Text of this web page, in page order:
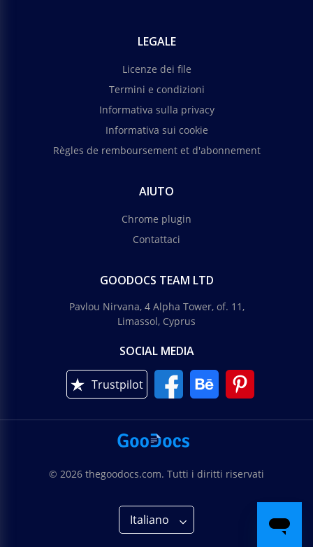
LEGALE
Licenze dei file
Termini e condizioni
Informativa sulla privacy
Informativa sui cookie
Règles de remboursement et d'abonnement
AIUTO
Chrome plugin
Contattaci
GOODOCS TEAM LTD
Pavlou Nirvana, 4 Alpha Tower, of. 11,
Limassol, Cyprus
SOCIAL MEDIA
Trustpilot
© 2026 thegoodocs.com. Tutti i diritti riservati
Italiano